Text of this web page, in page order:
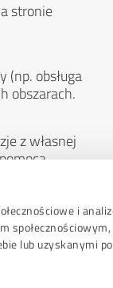
i
lub uzyskanymi
stronie
(np. obsługa
obszarach.
z własnej